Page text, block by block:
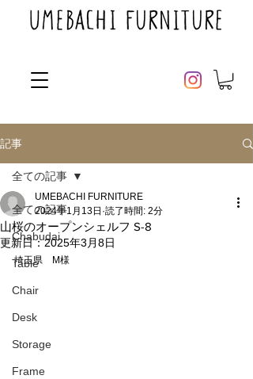
記事
全ての記事
Chabudai
Table
Chair
Desk
Storage
Frame
全ての記事
山桜のオープンシェルフ S-8
UMEBACHI FURNITURE
2024年1月13日 読了時間: 2分
更新日：2025年3月8日
埼玉県　M様